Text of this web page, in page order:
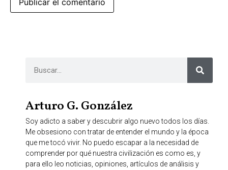
Arturo G. González
Soy adicto a saber y descubrir algo nuevo todos los días.
Me obsesiono con tratar de entender el mundo y la época
que me tocó vivir. No puedo escapar a la necesidad de
comprender por qué nuestra civilización es como es, y
para ello leo noticias, opiniones, artículos de análisis y